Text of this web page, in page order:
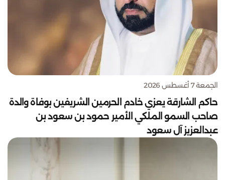
الجمعة 7 أغسطس 2026
حاكم الشارقة يعزي خادم الحرمين الشريفين بوفاة والدة
صاحب السمو الملكي الأمير حمود بن سعود بن
عبدالعزيز آل سعود